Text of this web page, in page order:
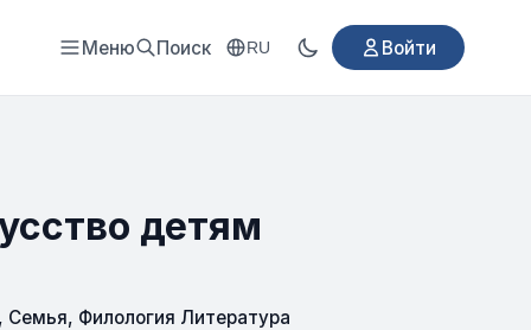
Меню Поиск RU Войти
детям
Семья, Филология Литература